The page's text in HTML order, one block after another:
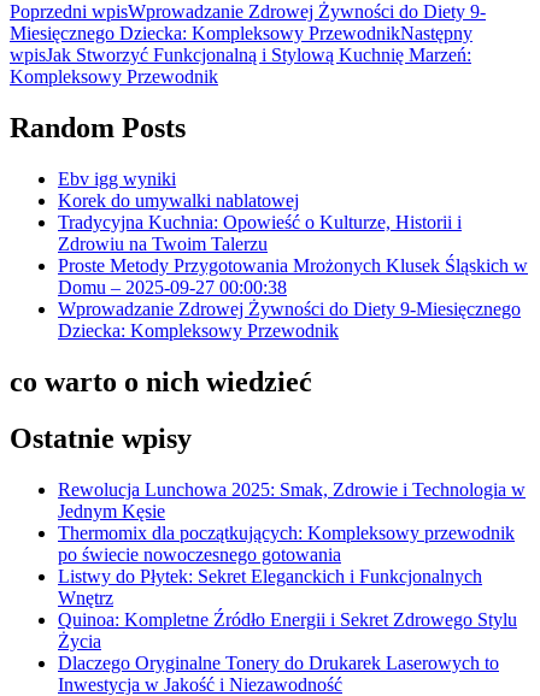
Poprzedni wpisWprowadzanie Zdrowej Żywności do Diety 9-
Miesięcznego Dziecka: Kompleksowy PrzewodnikNastępny
wpisJak Stworzyć Funkcjonalną i Stylową Kuchnię Marzeń:
Kompleksowy Przewodnik
Random Posts
Ebv igg wyniki
Korek do umywalki nablatowej
Tradycyjna Kuchnia: Opowieść o Kulturze, Historii i
Zdrowiu na Twoim Talerzu
Proste Metody Przygotowania Mrożonych Klusek Śląskich w
Domu – 2025-09-27 00:00:38
Wprowadzanie Zdrowej Żywności do Diety 9-Miesięcznego
Dziecka: Kompleksowy Przewodnik
co warto o nich wiedzieć
Ostatnie wpisy
Rewolucja Lunchowa 2025: Smak, Zdrowie i Technologia w
Jednym Kęsie
Thermomix dla początkujących: Kompleksowy przewodnik
po świecie nowoczesnego gotowania
Listwy do Płytek: Sekret Eleganckich i Funkcjonalnych
Wnętrz
Quinoa: Kompletne Źródło Energii i Sekret Zdrowego Stylu
Życia
Dlaczego Oryginalne Tonery do Drukarek Laserowych to
Inwestycja w Jakość i Niezawodność